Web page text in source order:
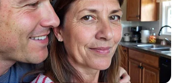
These Women Would Be On